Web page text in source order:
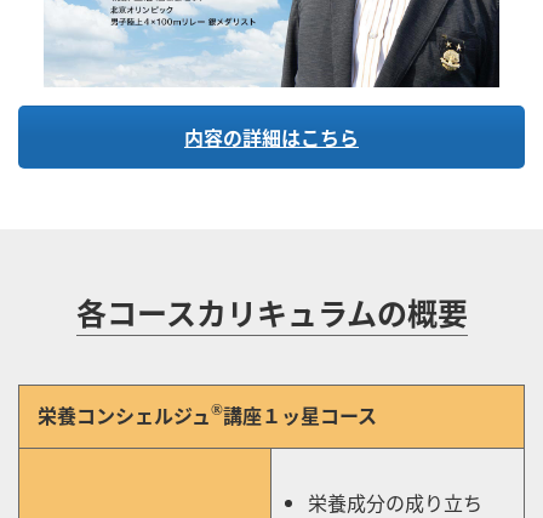
内容の詳細はこちら
各コースカリキュラムの概要
栄養コンシェルジュ®︎講座１ッ星コース
栄養成分の成り立ち